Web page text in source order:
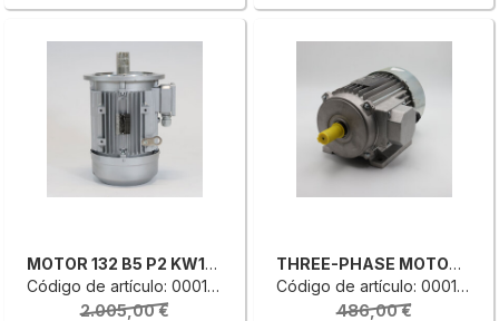
MOTOR 132 B5 P2 KW11 V400/690
Código de artículo: 0001337756D
2.005,00 €
THREE-PHASE MOTOR S6/40%
Código de artículo: 0001326221E
486,00 €